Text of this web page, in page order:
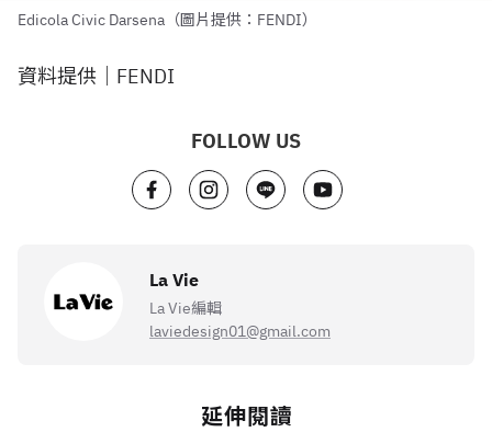
Edicola Civic Darsena（圖片提供：FENDI）
資料提供｜FENDI
FOLLOW US
La Vie
La Vie編輯
laviedesign01@gmail.com
延伸閱讀